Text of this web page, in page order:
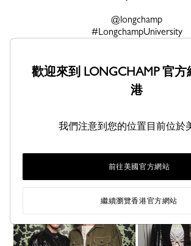
@longchamp
#LongchampUniversity
照片中的房屋之友
歡迎來到 LONGCHAMP 官
港
我們注意到您的位置目前位於
前往美國官方網站
繼續瀏覽香港官方網站